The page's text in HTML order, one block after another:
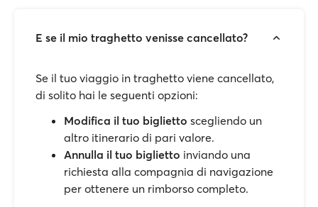
E se il mio traghetto venisse cancellato?
Se il tuo viaggio in traghetto viene cancellato,
di solito hai le seguenti opzioni:
Modifica il tuo biglietto scegliendo un
altro itinerario di pari valore.
Annulla il tuo biglietto inviando una
richiesta alla compagnia di navigazione
per ottenere un rimborso completo.